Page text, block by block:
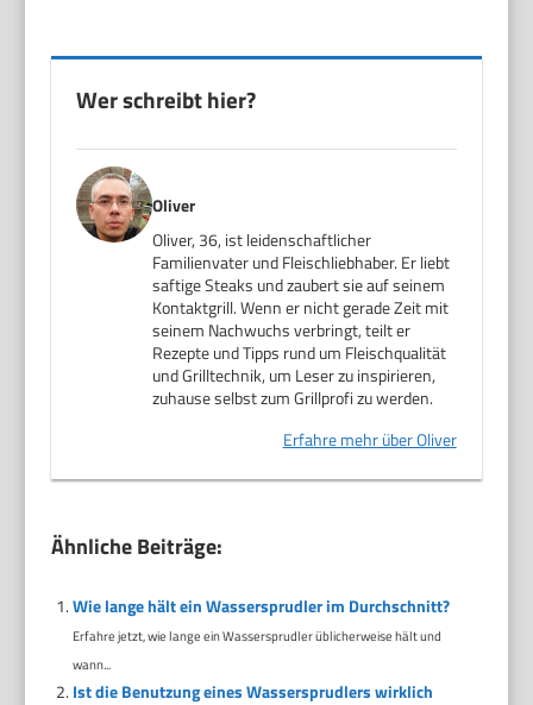
Wer schreibt hier?
Oliver
Oliver, 36, ist leidenschaftlicher
Familienvater und Fleischliebhaber. Er liebt
saftige Steaks und zaubert sie auf seinem
Kontaktgrill. Wenn er nicht gerade Zeit mit
seinem Nachwuchs verbringt, teilt er
Rezepte und Tipps rund um Fleischqualität
und Grilltechnik, um Leser zu inspirieren,
zuhause selbst zum Grillprofi zu werden.
Erfahre mehr über Oliver
Ähnliche Beiträge:
Wie lange hält ein Wassersprudler im Durchschnitt?
Erfahre jetzt, wie lange ein Wassersprudler üblicherweise hält und
wann...
Ist die Benutzung eines Wassersprudlers wirklich